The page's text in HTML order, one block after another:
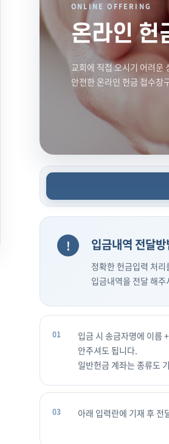
ONLINE OFFERING
온라인 헌
교회에 직접 오시기 어려운
안전한 온라인 헌금 접수창
입금내역 전달방
정확한 헌금입력 처
입금내역을 전달 해
입금 시 송금자명에 이름
안주셔도 됩니다.
일반헌금 계좌는 종류도
아래 입력란에 기재 후 전